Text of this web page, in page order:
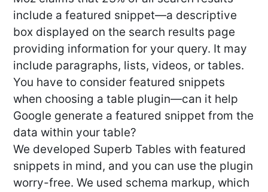
include a featured snippet—a descriptive
box displayed on the search results page
providing information for your query. It may
include paragraphs, lists, videos, or tables.
You have to consider featured snippets
when choosing a table plugin—can it help
Google generate a featured snippet from the
data within your table?
We developed Superb Tables with featured
snippets in mind, and you can use the plugin
worry-free. We used schema markup, which